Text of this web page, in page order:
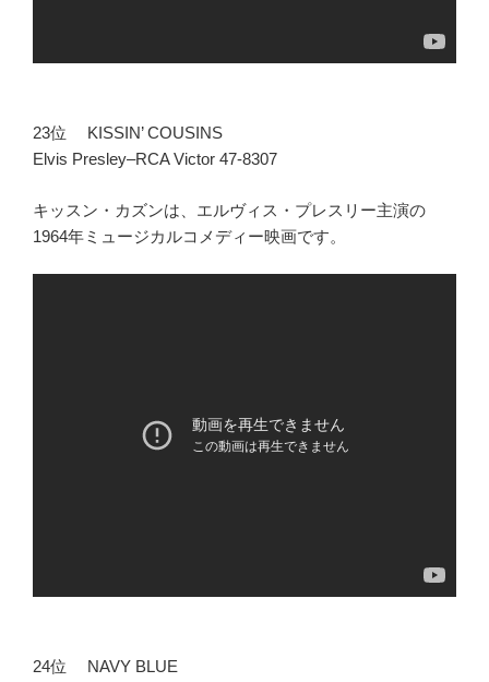
23位 KISSIN’ COUSINS
Elvis Presley–RCA Victor 47-8307
キッスン・カズンは、エルヴィス・プレスリー主演の
1964年ミュージカルコメディー映画です。
24位 NAVY BLUE